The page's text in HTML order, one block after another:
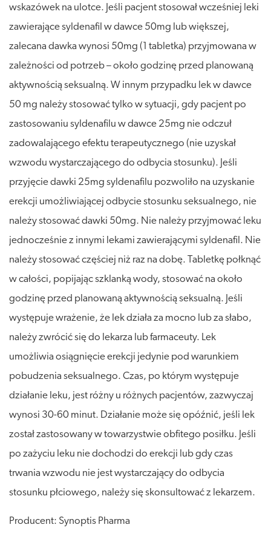
wskazówek na ulotce. Jeśli pacjent stosował wcześniej leki
zawierające syldenafil w dawce 50mg lub większej,
zalecana dawka wynosi 50mg (1 tabletka) przyjmowana w
zależności od potrzeb – około godzinę przed planowaną
aktywnością seksualną. W innym przypadku lek w dawce
50 mg należy stosować tylko w sytuacji, gdy pacjent po
zastosowaniu syldenafilu w dawce 25mg nie odczuł
zadowalającego efektu terapeutycznego (nie uzyskał
wzwodu wystarczającego do odbycia stosunku). Jeśli
przyjęcie dawki 25mg syldenafilu pozwoliło na uzyskanie
erekcji umożliwiającej odbycie stosunku seksualnego, nie
należy stosować dawki 50mg. Nie należy przyjmować leku
jednocześnie z innymi lekami zawierającymi syldenafil. Nie
należy stosować częściej niż raz na dobę. Tabletkę połknąć
w całości, popijając szklanką wody, stosować na około
godzinę przed planowaną aktywnością seksualną. Jeśli
występuje wrażenie, że lek działa za mocno lub za słabo,
należy zwrócić się do lekarza lub farmaceuty. Lek
umożliwia osiągnięcie erekcji jedynie pod warunkiem
pobudzenia seksualnego. Czas, po którym występuje
działanie leku, jest różny u różnych pacjentów, zazwyczaj
wynosi 30-60 minut. Działanie może się opóźnić, jeśli lek
został zastosowany w towarzystwie obfitego posiłku. Jeśli
po zażyciu leku nie dochodzi do erekcji lub gdy czas
trwania wzwodu nie jest wystarczający do odbycia
stosunku płciowego, należy się skonsultować z lekarzem.
Producent: Synoptis Pharma